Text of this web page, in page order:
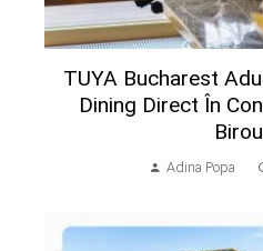
TUYA Bucharest
Dining Direct În
Adina Popa